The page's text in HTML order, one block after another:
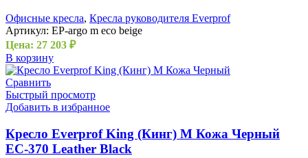
Офисные кресла, Кресла руководителя Everprof
Артикул: EP-argo m eco beige
Цена: 27 203 ₽
В корзину
Сравнить
Быстрый просмотр
Добавить в избранное
Кресло Everprof King (Кинг) M Кожа Черный
EC-370 Leather Black